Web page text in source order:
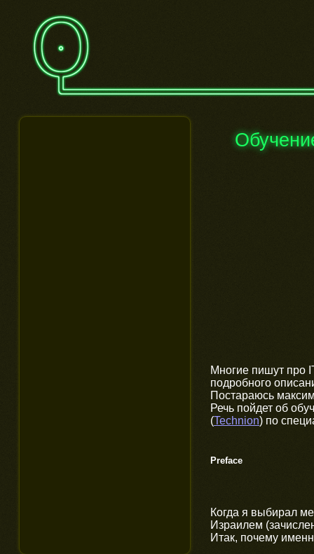
Многие пишут про
подробного
Постараюсь
Речь пойдет об
(Technion) по
Preface
Когда я выбирал
Израилем
Итак, почему